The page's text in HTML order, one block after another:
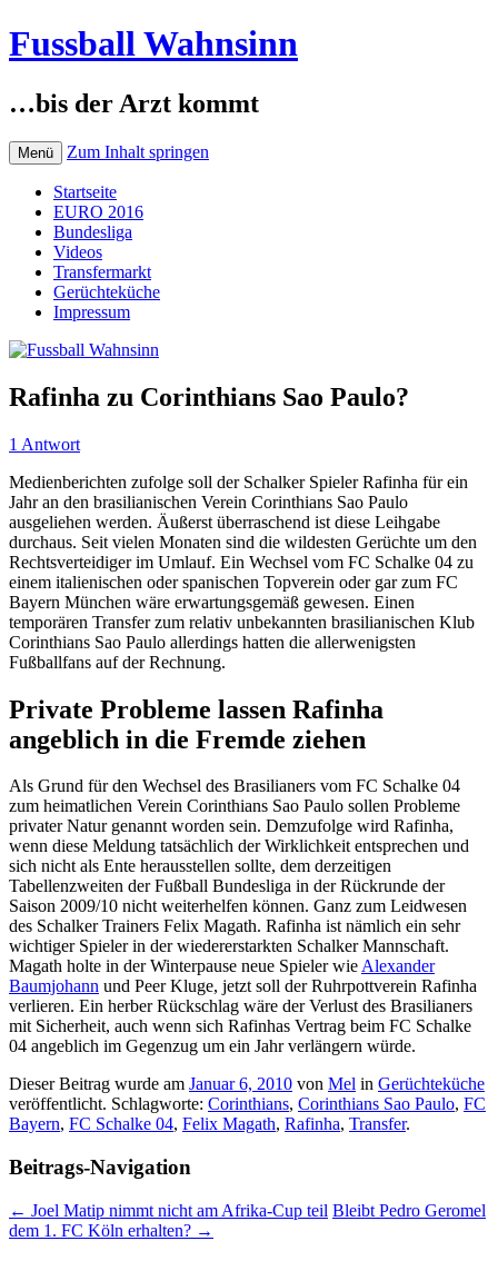
Fussball Wahnsinn
…bis der Arzt kommt
Menü Zum Inhalt springen
Startseite
EURO 2016
Bundesliga
Videos
Transfermarkt
Gerüchteküche
Impressum
Rafinha zu Corinthians Sao Paulo?
1 Antwort
Medienberichten zufolge soll der Schalker Spieler Rafinha für ein
Jahr an den brasilianischen Verein Corinthians Sao Paulo
ausgeliehen werden. Äußerst überraschend ist diese Leihgabe
durchaus. Seit vielen Monaten sind die wildesten Gerüchte um den
Rechtsverteidiger im Umlauf. Ein Wechsel vom FC Schalke 04 zu
einem italienischen oder spanischen Topverein oder gar zum FC
Bayern München wäre erwartungsgemäß gewesen. Einen
temporären Transfer zum relativ unbekannten brasilianischen Klub
Corinthians Sao Paulo allerdings hatten die allerwenigsten
Fußballfans auf der Rechnung.
Private Probleme lassen Rafinha
angeblich in die Fremde ziehen
Als Grund für den Wechsel des Brasilianers vom FC Schalke 04
zum heimatlichen Verein Corinthians Sao Paulo sollen Probleme
privater Natur genannt worden sein. Demzufolge wird Rafinha,
wenn diese Meldung tatsächlich der Wirklichkeit entsprechen und
sich nicht als Ente herausstellen sollte, dem derzeitigen
Tabellenzweiten der Fußball Bundesliga in der Rückrunde der
Saison 2009/10 nicht weiterhelfen können. Ganz zum Leidwesen
des Schalker Trainers Felix Magath. Rafinha ist nämlich ein sehr
wichtiger Spieler in der wiedererstarkten Schalker Mannschaft.
Magath holte in der Winterpause neue Spieler wieAlexander
Baumjohann und Peer Kluge, jetzt soll der Ruhrpottverein Rafinha
verlieren. Ein herber Rückschlag wäre der Verlust des Brasilianers
mit Sicherheit, auch wenn sich Rafinhas Vertrag beim FC Schalke
04 angeblich im Gegenzug um ein Jahr verlängern würde.
Dieser Beitrag wurde am Januar 6, 2010 von Mel in Gerüchteküche
veröffentlicht. Schlagworte: Corinthians, Corinthians Sao Paulo, FC
Bayern, FC Schalke 04, Felix Magath, Rafinha, Transfer.
Beitrags-Navigation
← Joel Matip nimmt nicht am Afrika-Cup teil Bleibt Pedro Geromel
dem 1. FC Köln erhalten? →